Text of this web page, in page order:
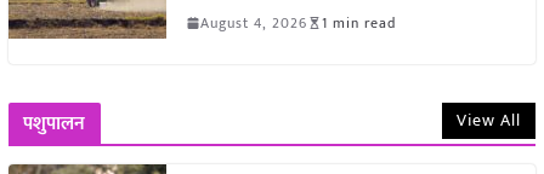
August 4, 2026 1 min read
पशुपालन View All